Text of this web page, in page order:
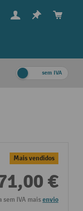
sem IVA
Mais vendidos
€
sem IVA maisenvio